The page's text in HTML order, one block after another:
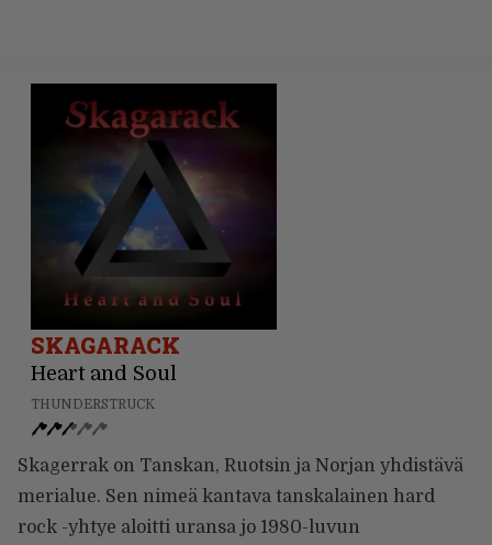
SKAGARACK
Heart and Soul
THUNDERSTRUCK
Skagerrak on Tanskan, Ruotsin ja Norjan yhdistävä
merialue. Sen nimeä kantava tanskalainen hard
rock -yhtye aloitti uransa jo 1980-luvun